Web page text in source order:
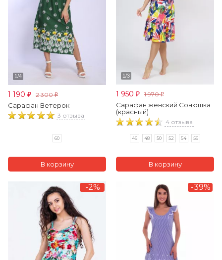
1 190 ₽ 2 300₽
Сарафан Ветерок
3 отзыва
60
1 950 ₽ 1 970₽
Сарафан женский Сонюшка
(красный)
4 отзыва
46 48 50 52 54 56
-2% -39%